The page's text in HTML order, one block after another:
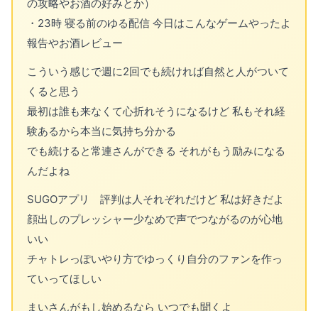
の攻略やお酒の好みとか）
・23時 寝る前のゆる配信 今日はこんなゲームやったよ
報告やお酒レビュー
こういう感じで週に2回でも続ければ自然と人がついて
くると思う
最初は誰も来なくて心折れそうになるけど 私もそれ経
験あるから本当に気持ち分かる
でも続けると常連さんができる それがもう励みになる
んだよね
SUGOアプリ 評判は人それぞれだけど 私は好きだよ
顔出しのプレッシャー少なめで声でつながるのが心地
いい
チャトレっぽいやり方でゆっくり自分のファンを作っ
ていってほしい
まいさんがもし始めるなら いつでも聞くよ